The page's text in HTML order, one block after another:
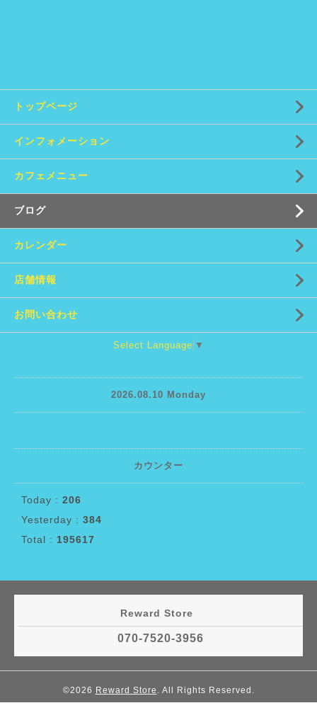
トップページ
インフォメーション
カフェメニュー
ブログ
カレンダー
店舗情報
お問い合わせ
Select Language ▼
2026.08.10 Monday
カウンター
Today : 206
Yesterday : 384
Total : 195617
Reward Store
070-7520-3956
©2026 Reward Store . All Rights Reserved.